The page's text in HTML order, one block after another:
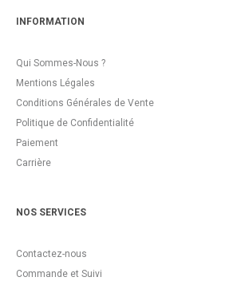
INFORMATION
Qui Sommes-Nous ?
Mentions Légales
Conditions Générales de Vente
Politique de Confidentialité
Paiement
Carrière
NOS SERVICES
Contactez-nous
Commande et Suivi